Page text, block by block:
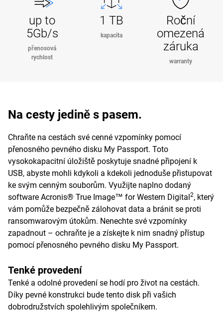
up to
5Gb/s
přenosová
rychlost
1 TB
kapacita
Roční
omezená
záruka
warranty
Na cesty jedině s pasem.
Chraňte na cestách své cenné vzpomínky pomocí
přenosného pevného disku My Passport. Toto
vysokokapacitní úložiště poskytuje snadné připojení k
USB, abyste mohli kdykoli a kdekoli jednoduše přistupovat
ke svým cenným souborům. Využijte naplno dodaný
software Acronis® True Image™ for Western Digital2, který
vám pomůže bezpečně zálohovat data a bránit se proti
ransomwarovým útokům. Nenechte své vzpomínky
zapadnout – ochraňte je a získejte k nim snadný přístup
pomocí přenosného pevného disku My Passport.
Tenké provedení
Tenké a odolné provedení se hodí pro život na cestách.
Díky pevné konstrukci bude tento disk při vašich
dobrodružstvích spolehlivým společníkem.